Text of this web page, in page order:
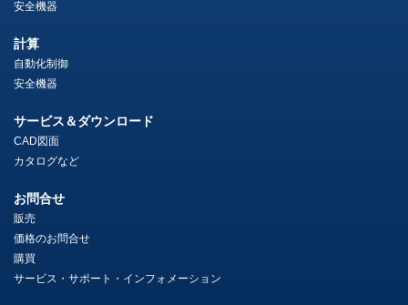
安全機器
計算
自動化制御
安全機器
サービス＆ダウンロード
CAD図面
カタログなど
お問合せ
販売
価格のお問合せ
購買
サービス・サポート・インフォメーション